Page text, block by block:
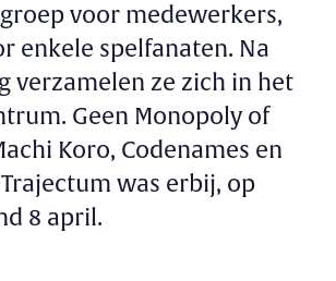
voor medewerkers,
enkele spelfanaten. Na
verzamelen ze zich in het
Geen Monopoly of
Koro, Codenames en
was erbij, op
8 april.